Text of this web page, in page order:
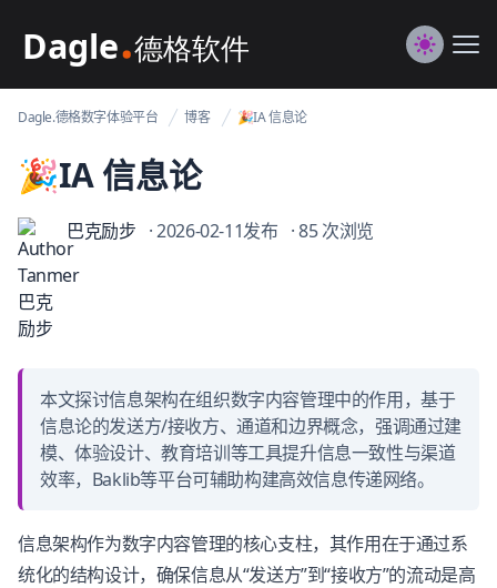
Dagle@数字体验管理
Switch
Dagle.德格数字体验平台 博客 🎉IA 信息论
🎉IA 信息论
巴克励步 · 2026-02-11发布 · 85 次浏览
本文探讨信息架构在组织数字内容管理中的作用，基于
信息论的发送方/接收方、通道和边界概念，强调通过建
模、体验设计、教育培训等工具提升信息一致性与渠道
效率，Baklib等平台可辅助构建高效信息传递网络。
信息架构作为数字内容管理的核心支柱，其作用在于通过系
统化的结构设计，确保信息从“发送方”到“接收方”的流动是高